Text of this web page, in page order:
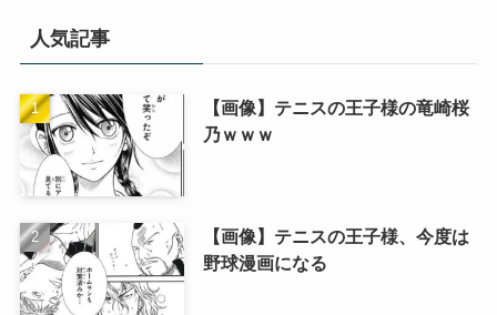
人気記事
【画像】テニスの王子様の竜崎桜
乃ｗｗｗ
【画像】テニスの王子様、今度は
野球漫画になる